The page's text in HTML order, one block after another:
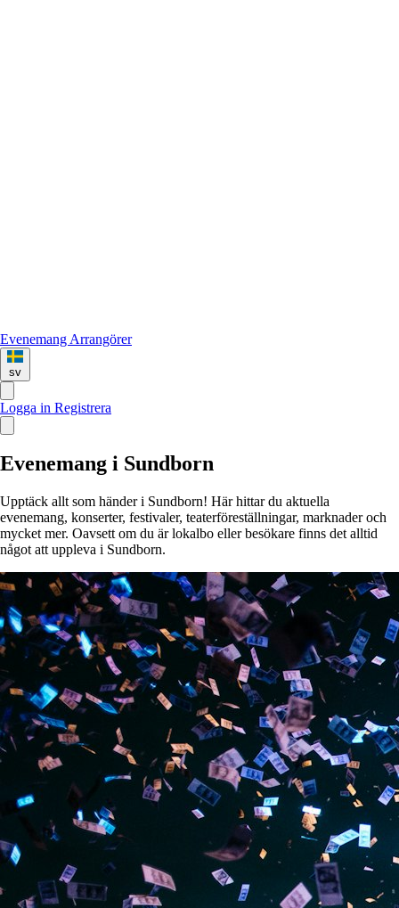
Evenemang Arrangörer
sv
Logga in Registrera
Evenemang i Sundborn
Upptäck allt som händer i Sundborn! Här hittar du aktuella
evenemang, konserter, festivaler, teaterföreställningar, marknader och
mycket mer. Oavsett om du är lokalbo eller besökare finns det alltid
något att uppleva i Sundborn.